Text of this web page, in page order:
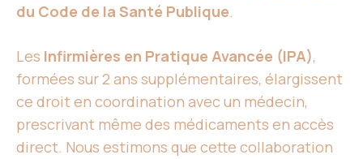
du Code de la Santé Publique.
Les Infirmières en Pratique Avancée (IPA),
formées sur 2 ans supplémentaires, élargissent
ce droit en coordination avec un médecin,
prescrivant même des médicaments en accès
direct. Nous estimons que cette collaboration